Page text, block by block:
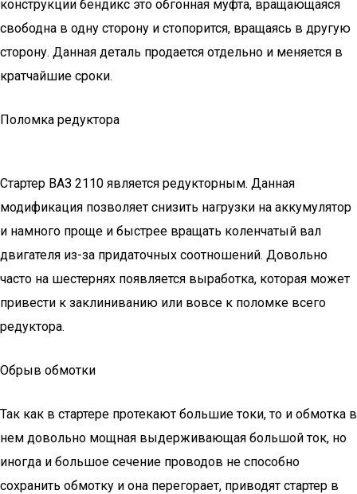
конструкции бендикс это обгонная муфта, вращающаяся
свободна в одну сторону и стопорится, вращаясь в другую
сторону. Данная деталь продается отдельно и меняется в
кратчайшие сроки.
Поломка редуктора
Стартер ВАЗ 2110 является редукторным. Данная
модификация позволяет снизить нагрузки на аккумулятор
и намного проще и быстрее вращать коленчатый вал
двигателя из-за придаточных соотношений. Довольно
часто на шестернях появляется выработка, которая может
привести к заклиниванию или вовсе к поломке всего
редуктора.
Обрыв обмотки
Так как в стартере протекают большие токи, то и обмотка в
нем довольно мощная выдерживающая большой ток, но
иногда и большое сечение проводов не способно
сохранить обмотку и она перегорает, приводят стартер в